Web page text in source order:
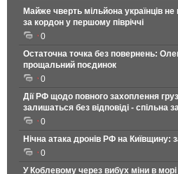
Майже чверть мільйона українців
за кордон у першому півріччі
0
Остаточна точка без повернень:
прощальний поєдинок
0
Дії РФ щодо повного захоплення
залишаться без відповіді - спільна
0
Нічна атака дронів РФ на Київщину:
0
У Коблевому через вибух міни в морі